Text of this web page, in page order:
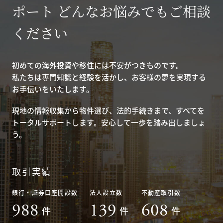
ポート どんなお悩みでもご相談
ください
初めての海外投資や移住には不安がつきものです。
私たちは専門知識と経験を活かし、お客様の夢を実現する
お手伝いをいたします。
現地の情報収集から物件選び、法的手続きまで、すべてを
トータルサポートします。安心して一歩を踏み出しましょ
う。
取引実績
銀行・証券口座開設数
988 件
法人設立数
139 件
不動産取引数
608 件